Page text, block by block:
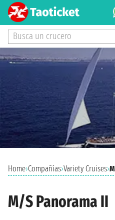
Busca un crucero
Home›Compañías›Variety Cruises›
M/S Panorama II